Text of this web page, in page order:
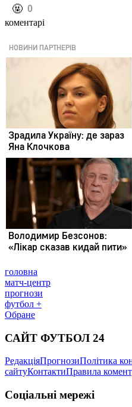
️🤬 0
коментарі
головна
матч-центр
прогнози
футбол +
Обране
САЙТ ФУТБОЛ 24
РедакціяПрогнозиПолітика
сайтуКонтактиПравила
Соціальні мережі